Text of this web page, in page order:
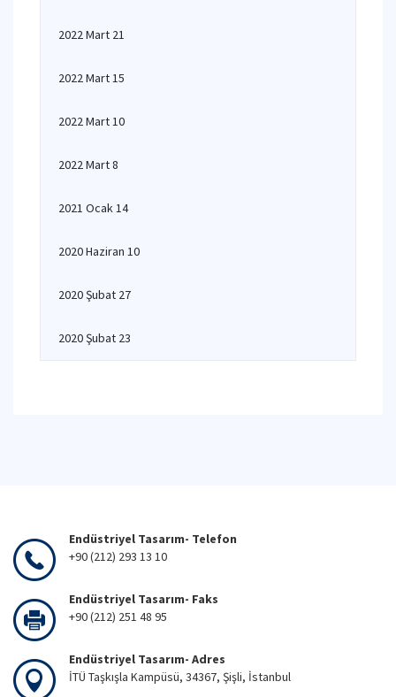
2022 Mart 21
2022 Mart 15
2022 Mart 10
2022 Mart 8
2021 Ocak 14
2020 Haziran 10
2020 Şubat 27
2020 Şubat 23
Endüstriyel Tasarım- Telefon
+90 (212) 293 13 10
Endüstriyel Tasarım- Faks
+90 (212) 251 48 95
Endüstriyel Tasarım- Adres
İTÜ Taşkışla Kampüsü, 34367, Şişli, İstanbul